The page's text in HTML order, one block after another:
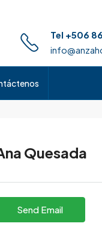
Tel +506
Quesada
Send Email